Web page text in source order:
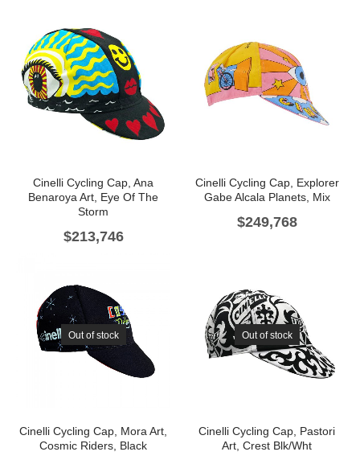
Cinelli Cycling Cap, Ana
Benaroya Art, Eye Of The
Storm
$213,746
Cinelli Cycling Cap, Explorer
Gabe Alcala Planets, Mix
$249,768
Out of stock
Cinelli Cycling Cap, Mora Art,
Cosmic Riders, Black
Out of stock
Cinelli Cycling Cap, Pastori
Art, Crest Blk/Wht